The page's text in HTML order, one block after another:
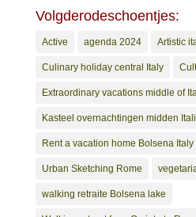
Volgderodeschoentjes:
Active agenda 2024 Artistic
Culinary holiday central Italy
Extraordinary vacations middle of
Kasteel overnachtingen midden
Rent a vacation home Bolsena Italy
Urban Sketching Rome
walking retraite Bolsena lake